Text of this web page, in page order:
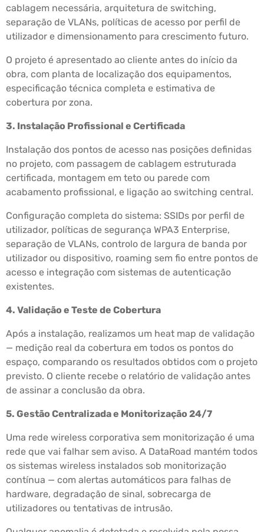
cablagem necessária, arquitetura de switching,
separação de VLANs, políticas de acesso por perfil de
utilizador e dimensionamento para crescimento futuro.
O projeto é apresentado ao cliente antes do início da
obra, com planta de localização dos equipamentos,
especificação técnica completa e estimativa de
cobertura por zona.
3. Instalação Profissional e Certificada
Instalação dos pontos de acesso nas posições definidas
no projeto, com passagem de cablagem estruturada
certificada, montagem em teto ou parede com
acabamento profissional, e ligação ao switching central.
Configuração completa do sistema: SSIDs por perfil de
utilizador, políticas de segurança WPA3 Enterprise,
separação de VLANs, controlo de largura de banda por
utilizador ou dispositivo, roaming sem fio entre pontos de
acesso e integração com sistemas de autenticação
existentes.
4. Validação e Teste de Cobertura
Após a instalação, realizamos um heat map de validação
— medição real da cobertura em todos os pontos do
espaço, comparando os resultados obtidos com o projeto
previsto. O cliente recebe o relatório de validação antes
de assinar a conclusão da obra.
5. Gestão Centralizada e Monitorização 24/7
Uma rede wireless corporativa sem monitorização é uma
rede que vai falhar sem aviso. A DataRoad mantém todos
os sistemas wireless instalados sob monitorização
contínua — com alertas automáticos para falhas de
hardware, degradação de sinal, sobrecarga de
utilizadores ou tentativas de intrusão.